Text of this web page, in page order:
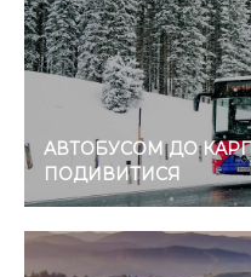
АВТОБУСОМ ДО
ПОДИВИТИСЯ